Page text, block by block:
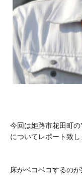
今回は姫路市花田町の
についてレポート致し
床がベコベコするの